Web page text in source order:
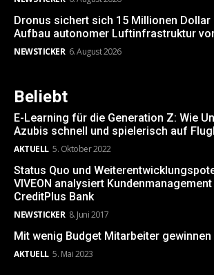
Dronus sichert sich 15 Millionen Dollar
Aufbau autonomer Luftinfrastruktur
NEWSTICKER 6. August 2026
Beliebt
E-Learning für die Generation Z: Wie
Azubis schnell und spielerisch auf
AKTUELL 5. Oktober 2022
Status Quo und
VIVEON analysiert
CreditPlus Bank
NEWSTICKER 8. Juni 2017
Mit wenig Budget Mitarbeiter gewinnen
AKTUELL 5. Mai 2023